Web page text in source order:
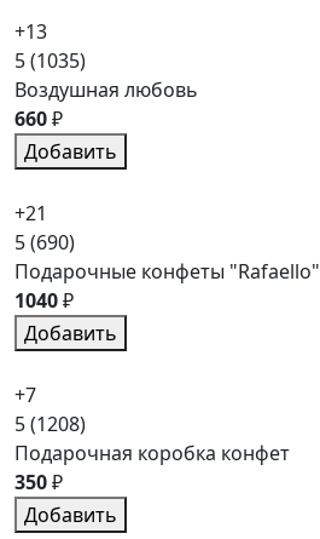
+13
5(1035)
Воздушная любовь
660₽
Добавить
+21
5(690)
Подарочные конфеты "Rafaello"
1040₽
Добавить
+7
5(1208)
Подарочная коробка конфет
350₽
Добавить